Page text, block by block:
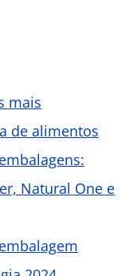
mais
de alimentos
Natural One e